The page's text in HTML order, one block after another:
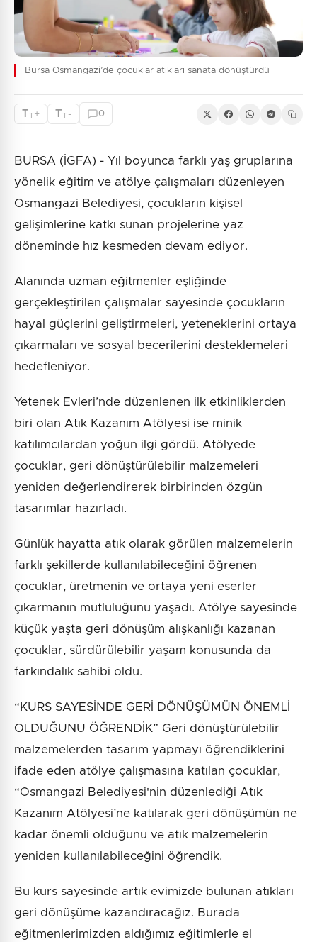
Bursa Osmangazi’de çocuklar atıkları sanata dönüştürdü
TT+ TT - 0
BURSA (İGFA) - Yıl boyunca farklı yaş gruplarına
yönelik eğitim ve atölye çalışmaları düzenleyen
Osmangazi Belediyesi, çocukların kişisel
gelişimlerine katkı sunan projelerine yaz
döneminde hız kesmeden devam ediyor.
Alanında uzman eğitmenler eşliğinde
gerçekleştirilen çalışmalar sayesinde çocukların
hayal güçlerini geliştirmeleri, yeteneklerini ortaya
çıkarmaları ve sosyal becerilerini desteklemeleri
hedefleniyor.
Yetenek Evleri’nde düzenlenen ilk etkinliklerden
biri olan Atık Kazanım Atölyesi ise minik
katılımcılardan yoğun ilgi gördü. Atölyede
çocuklar, geri dönüştürülebilir malzemeleri
yeniden değerlendirerek birbirinden özgün
tasarımlar hazırladı.
Günlük hayatta atık olarak görülen malzemelerin
farklı şekillerde kullanılabileceğini öğrenen
çocuklar, üretmenin ve ortaya yeni eserler
çıkarmanın mutluluğunu yaşadı. Atölye sayesinde
küçük yaşta geri dönüşüm alışkanlığı kazanan
çocuklar, sürdürülebilir yaşam konusunda da
farkındalık sahibi oldu.
“KURS SAYESİNDE GERİ DÖNÜŞÜMÜN ÖNEMLİ
OLDUĞUNU ÖĞRENDİK” Geri dönüştürülebilir
malzemelerden tasarım yapmayı öğrendiklerini
ifade eden atölye çalışmasına katılan çocuklar,
“Osmangazi Belediyesi'nin düzenlediği Atık
Kazanım Atölyesi’ne katılarak geri dönüşümün ne
kadar önemli olduğunu ve atık malzemelerin
yeniden kullanılabileceğini öğrendik.
Bu kurs sayesinde artık evimizde bulunan atıkları
geri dönüşüme kazandıracağız. Burada
eğitmenlerimizden aldığımız eğitimlerle el